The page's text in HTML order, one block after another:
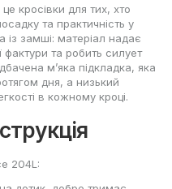
кросівки для тих, хто
та практичність у
із замші: матеріал надає
та робить силует
м’яка підкладка, яка
дня, а низький
в кожному кроці.
204L: